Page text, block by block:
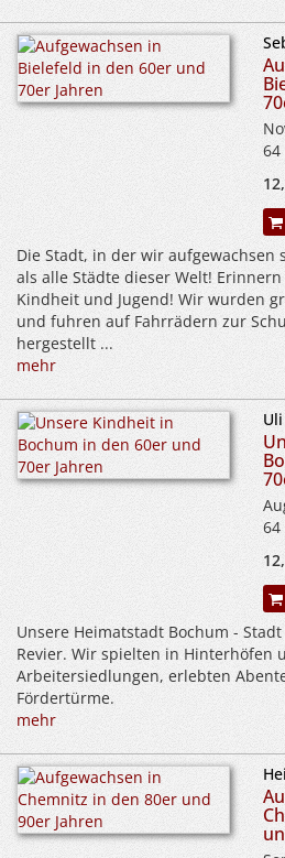
64
Die Stadt, in der wir aufgewachsen
als alle Städte dieser Welt!
Kindheit und Jugend! Wir wurden
und fuhren auf Fahrrädern zur
hergestellt ...
mehr
64
Unsere Heimatstadt Bochum -
Revier. Wir spielten in Hinterhöfen
Arbeitersiedlungen, erlebten
Fördertürme.
mehr